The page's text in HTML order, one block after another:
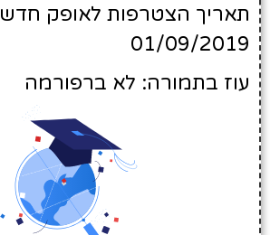
תאריך הצטרפות לאופק חדש:
01/09/2019
עוז בתמורה: לא ברפורמה